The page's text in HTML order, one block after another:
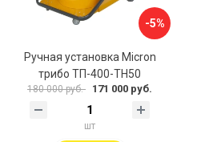
-5%
Ручная установка Micron
трибо ТП-400-TH50
180 000 руб. 171 000 руб.
шт